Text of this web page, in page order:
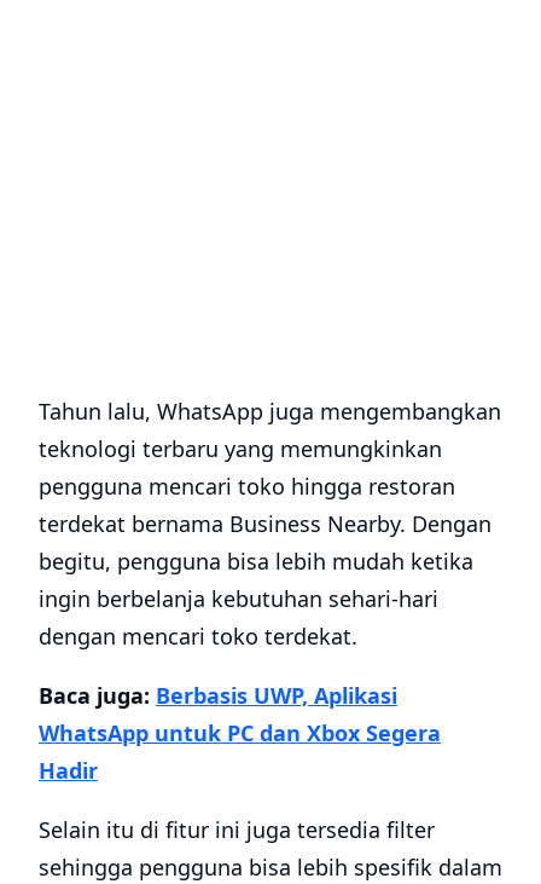
Tahun lalu, WhatsApp juga mengembangkan
teknologi terbaru yang memungkinkan
pengguna mencari toko hingga restoran
terdekat bernama Business Nearby. Dengan
begitu, pengguna bisa lebih mudah ketika
ingin berbelanja kebutuhan sehari-hari
dengan mencari toko terdekat.
Baca juga: Berbasis UWP, Aplikasi
WhatsApp untuk PC dan Xbox Segera
Hadir
Selain itu di fitur ini juga tersedia filter
sehingga pengguna bisa lebih spesifik dalam